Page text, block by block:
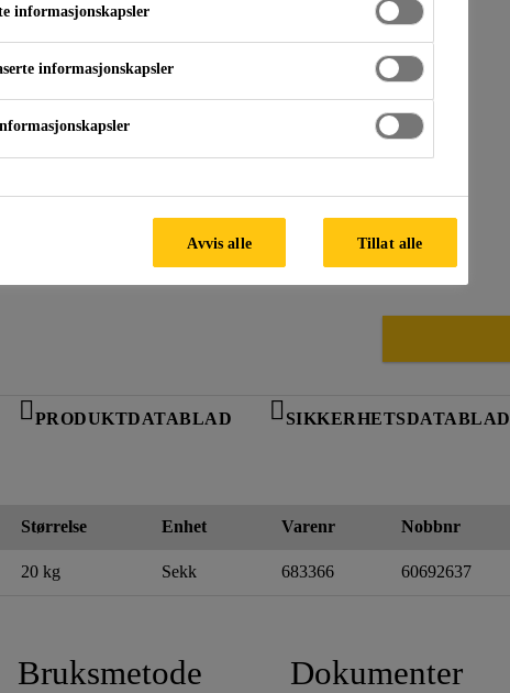
Flere konsistenser: fra tykke lag til flytelim
økonomisk, inneholder lette tilslagsmaterialer
fleksibel, smidig, optimalisert håndtering
PRODUKTDATABLAD SIKKERHETSDATABLAD
Størrelse Enhet Varenr Nobbnr
20 kg Sekk 683366 60692637
Bruksmetode Dokumenter
informasjonskapsler
informasjonskapsler
Avvis alle Tillat alle